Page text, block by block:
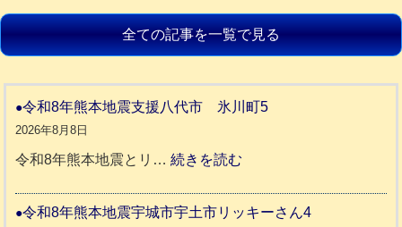
全ての記事を一覧で見る
令和8年熊本地震支援八代市 氷川町5
2026年8月8日
令和8年熊本地震とリ…続きを読む
和
令和8年熊本地震宇城市宇土市リッキーさん4